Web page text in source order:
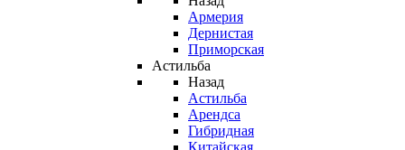
Армерия
Дернистая
Приморская
Астильба
Назад
Астильба
Арендса
Гибридная
Китайская